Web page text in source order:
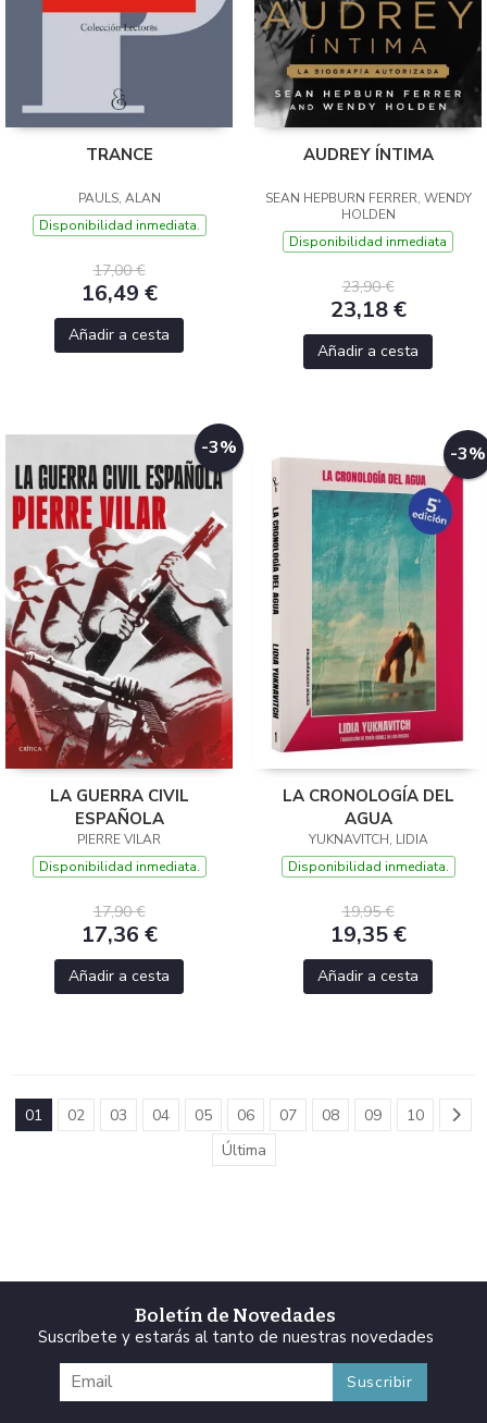
TRANCE
PAULS, ALAN
Disponibilidad inmediata.
17,00 €
16,49 €
Añadir a cesta
AUDREY ÍNTIMA
SEAN HEPBURN FERRER, WENDY
HOLDEN
Disponibilidad inmediata
23,90 €
23,18 €
Añadir a cesta
-3%
LA GUERRA CIVIL
ESPAÑOLA
PIERRE VILAR
Disponibilidad inmediata.
17,90 €
17,36 €
Añadir a cesta
-3%
LA CRONOLOGÍA DEL
AGUA
YUKNAVITCH, LIDIA
Disponibilidad inmediata.
19,95 €
19,35 €
Añadir a cesta
01 02 03 04 05 06 07 08 09
10
Última
Boletín de Novedades
Suscríbete y estarás al tanto de nuestras novedades